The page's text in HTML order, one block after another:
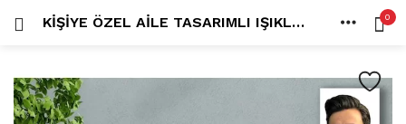
KIŞIYE ÖZEL AILE TASARIMLI IŞIKLI KARIKATÜR FANUS BIBLOFN70 0
HESAP
İÇINDE ARA:
Tüm kategoriler